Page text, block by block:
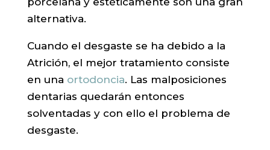
alternativa.
Cuando el desgaste se ha debido a la
Atrición, el mejor tratamiento consiste
en una ortodoncia. Las malposiciones
dentarias quedarán entonces
solventadas y con ello el problema de
desgaste.